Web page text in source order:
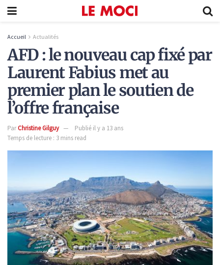
Accueil Actualités
AFD : le nouveau cap fixé par
Laurent Fabius met au
premier plan le soutien de
l’offre française
ParChristine Gilguy
Publié il y a 13 ans
Temps de lecture : 3 mins read